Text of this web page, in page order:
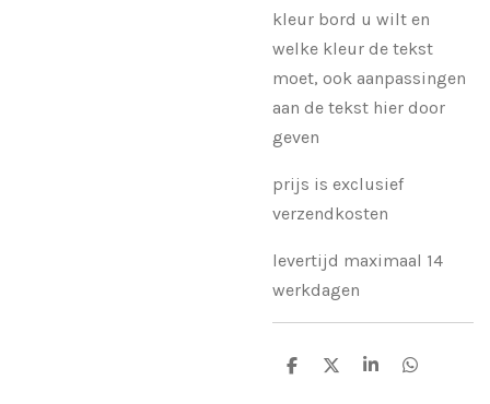
kleur bord u wilt en
welke kleur de tekst
moet, ook aanpassingen
aan de tekst hier door
geven
prijs is exclusief
verzendkosten
levertijd maximaal 14
werkdagen
D
D
S
D